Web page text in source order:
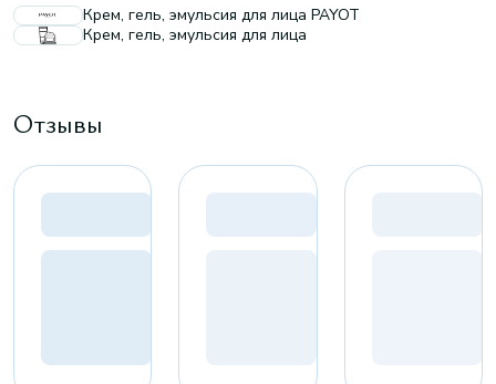
Крем, гель, эмульсия для лица PAYOT
Крем, гель, эмульсия для лица
Отзывы